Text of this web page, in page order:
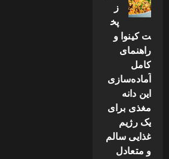
ز
پخ
ت کینوا و
راهنمای
کامل
آماده‌سازی
این دانه
مغذی برای
یک رژیم
غذایی سالم
و متعادل